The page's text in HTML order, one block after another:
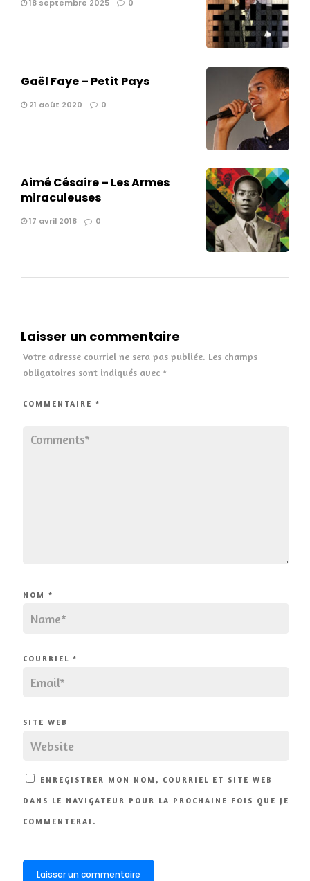
18 septembre 2025 0
Gaël Faye – Petit Pays
21 août 2020 0
Aimé Césaire – Les Armes
miraculeuses
17 avril 2018 0
Laisser un commentaire
Votre adresse courriel ne sera pas publiée. Les champs
obligatoires sont indiqués avec *
COMMENTAIRE *
NOM *
COURRIEL *
SITE WEB
ENREGISTRER MON NOM, COURRIEL ET SITE WEB
DANS LE NAVIGATEUR POUR LA PROCHAINE FOIS QUE JE
COMMENTERAI.